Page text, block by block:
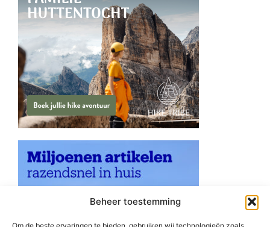
Beheer toestemming